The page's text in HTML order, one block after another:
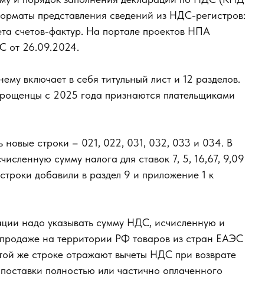
представления сведений из НДС-регистров:
счетов-фактур. На портале проектов НПА
от 26.09.2024.
включает в себя титульный лист и 12 разделов.
с 2025 года признаются плательщиками
новые строки – 021, 022, 031, 032, 033 и 034. В
сумму налога для ставок 7, 5, 16,67, 9,09
добавили в раздел 9 и приложение 1 к
надо указывать сумму НДС, исчисленную и
на территории РФ товаров из стран ЕАЭС
же строке отражают вычеты НДС при возврате
полностью или частично оплаченного